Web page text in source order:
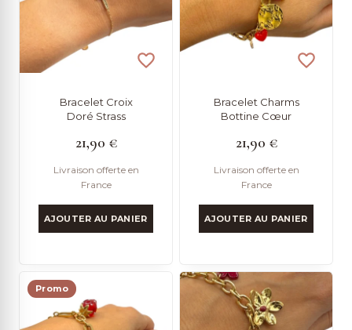
Bracelet Croix
Doré Strass
21,90 €
Livraison offerte en
France
AJOUTER AU PANIER
Bracelet Charms
Bottine Cœur
21,90 €
Livraison offerte en
France
AJOUTER AU PANIER
Promo